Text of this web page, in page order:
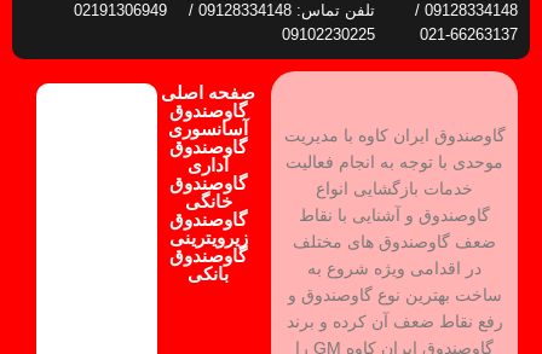
09128334148 /
66263137-021
تلفن تماس: 09128334148 /
09102230225
02191306949
گاوصندوق ایران کاوه با مدیریت
موحدی با توجه به انجام فعالیت
خدمات بازگشایی انواع
گاوصندوق و آشنایی با نقاط
ضعف گاوصندوق های مختلف
در اقدامی ویژه شروع به
ساخت بهترین نوع گاوصندوق و
رفع نقاط ضعف آن کرده و برند
گاوصندوق ایران کاوه GM را
صفحه اصلی
گاوصندوق
آسانسوری
گاوصندوق
اداری
گاوصندوق
خانگی
گاوصندوق
زیرویترینی
گاوصندوق
بانکی